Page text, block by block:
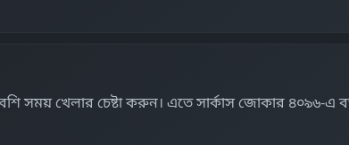
সময় খেলার চেষ্টা করুন। এতে সার্কাস জোকার ৪০৯৬-এ